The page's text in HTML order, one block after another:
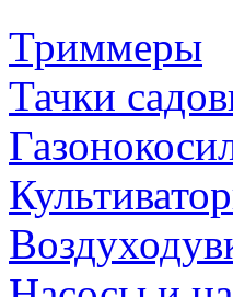
Триммеры
Тачки